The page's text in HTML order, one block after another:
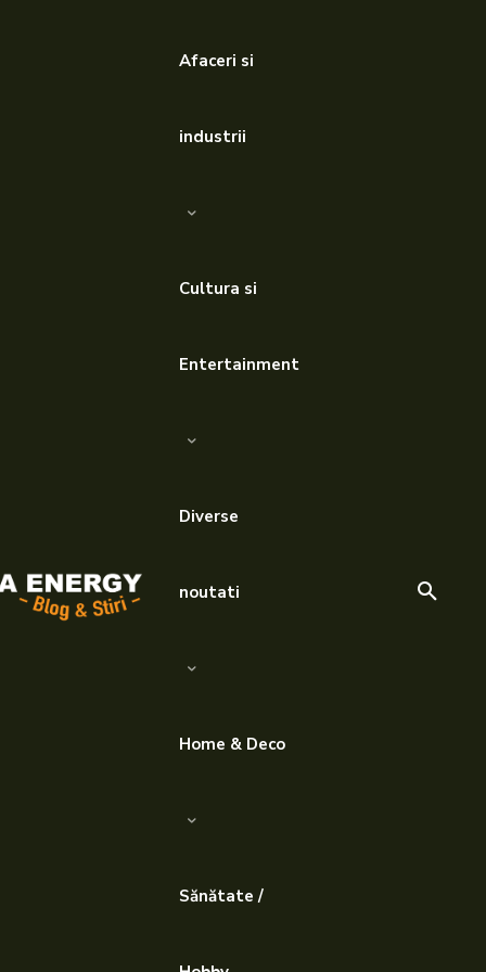
Afaceri si
industrii
Cultura si
Entertainment
Diverse
noutati
Home & Deco
Sănătate /